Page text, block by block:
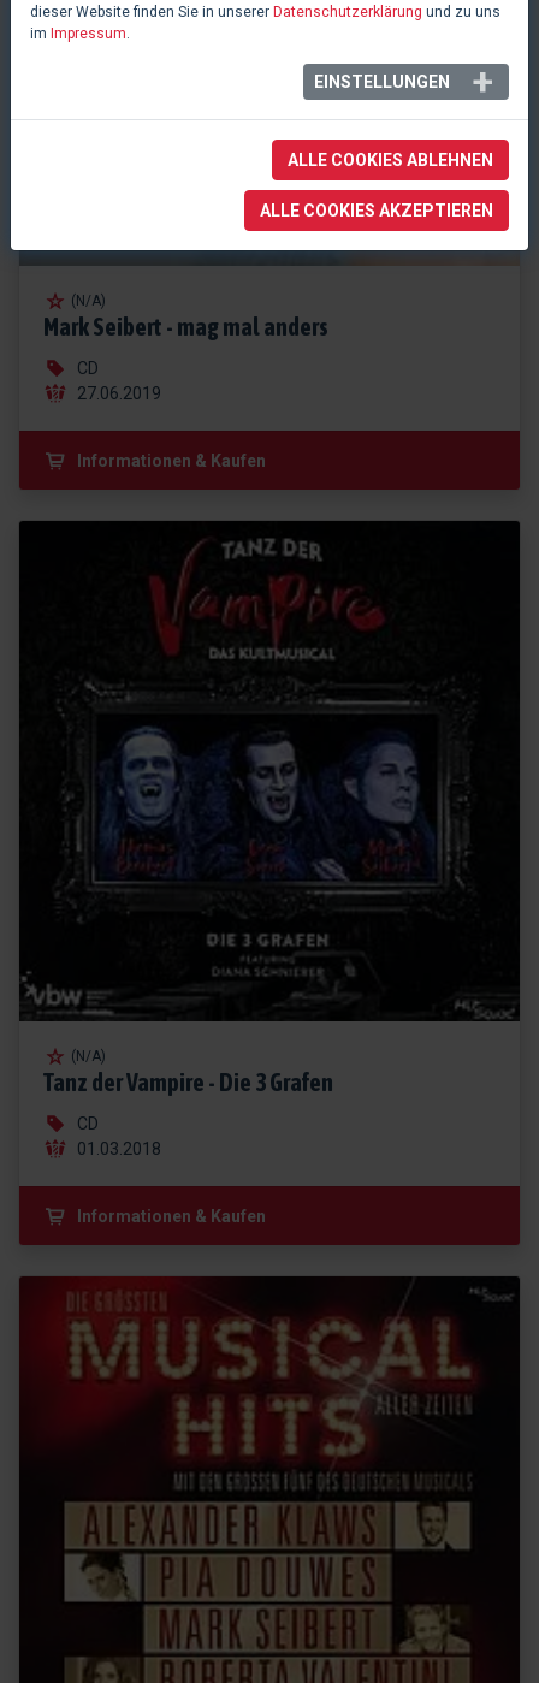
(N/A)
Mark Seibert - mag mal anders
CD
27.06.2019
Informationen & Kaufen
(N/A)
Tanz der Vampire - Die 3 Grafen
CD
01.03.2018
Informationen & Kaufen
dieser Website finden Sie in unserer Datenschutzerklärung und zu uns
im Impressum
EINSTELLUNGEN
ALLE COOKIES ABLEHNEN
ALLE COOKIES AKZEPTIEREN